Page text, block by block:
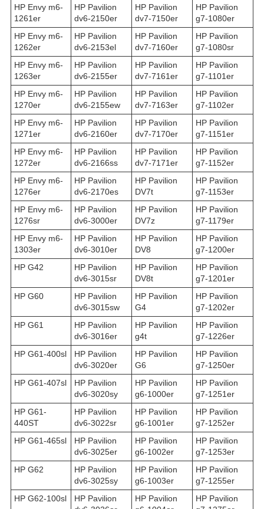
HP Envy m6-
1261er
HP Pavilion
dv6-2150er
HP Pavilion
dv7-7150er
HP Pavilion
g7-1080er
HP Envy m6-
1262er
HP Pavilion
dv6-2153el
HP Pavilion
dv7-7160er
HP Pavilion
g7-1080sr
HP Envy m6-
1263er
HP Pavilion
dv6-2155er
HP Pavilion
dv7-7161er
HP Pavilion
g7-1101er
HP Envy m6-
1270er
HP Pavilion
dv6-2155ew
HP Pavilion
dv7-7163er
HP Pavilion
g7-1102er
HP Envy m6-
1271er
HP Pavilion
dv6-2160er
HP Pavilion
dv7-7170er
HP Pavilion
g7-1151er
HP Envy m6-
1272er
HP Pavilion
dv6-2166ss
HP Pavilion
dv7-7171er
HP Pavilion
g7-1152er
HP Envy m6-
1276er
HP Pavilion
dv6-2170es
HP Pavilion
DV7t
HP Pavilion
g7-1153er
HP Envy m6-
1276sr
HP Pavilion
dv6-3000er
HP Pavilion
DV7z
HP Pavilion
g7-1179er
HP Envy m6-
1303er
HP Pavilion
dv6-3010er
HP Pavilion
DV8
HP Pavilion
g7-1200er
HP G42
HP Pavilion
dv6-3015sr
HP Pavilion
DV8t
HP Pavilion
g7-1201er
HP G60
HP Pavilion
dv6-3015sw
HP Pavilion
G4
HP Pavilion
g7-1202er
HP G61
HP Pavilion
dv6-3016er
HP Pavilion
g4t
HP Pavilion
g7-1226er
HP G61-400sl
HP Pavilion
dv6-3020er
HP Pavilion
G6
HP Pavilion
g7-1250er
HP G61-407sl
HP Pavilion
dv6-3020sy
HP Pavilion
g6-1000er
HP Pavilion
g7-1251er
HP G61-
440ST
HP Pavilion
dv6-3022sr
HP Pavilion
g6-1001er
HP Pavilion
g7-1252er
HP G61-465sl
HP Pavilion
dv6-3025er
HP Pavilion
g6-1002er
HP Pavilion
g7-1253er
HP G62
HP Pavilion
dv6-3025sy
HP Pavilion
g6-1003er
HP Pavilion
g7-1255er
HP G62-100sl
HP Pavilion
HP Pavilion
HP Pavilion